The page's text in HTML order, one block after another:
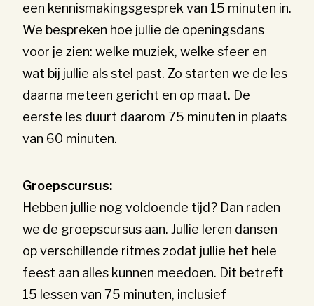
een kennismakingsgesprek van 15 minuten in.
We bespreken hoe jullie de openingsdans
voor je zien: welke muziek, welke sfeer en
wat bij jullie als stel past. Zo starten we de les
daarna meteen gericht en op maat. De
eerste les duurt daarom 75 minuten in plaats
van 60 minuten.
Groepscursus:
Hebben jullie nog voldoende tijd? Dan raden
we de groepscursus aan. Jullie leren dansen
op verschillende ritmes zodat jullie het hele
feest aan alles kunnen meedoen. Dit betreft
15 lessen van 75 minuten, inclusief